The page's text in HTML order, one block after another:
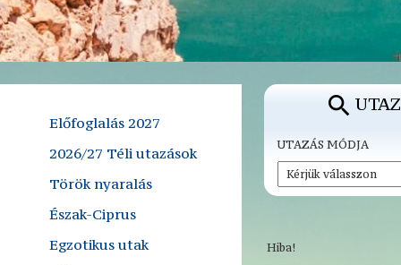
Előfoglalás 2027
2026/27 Téli utazások
Török nyaralás
Észak-Ciprus
Egzotikus utak
UTAZÁS MÓDJA
Hiba!